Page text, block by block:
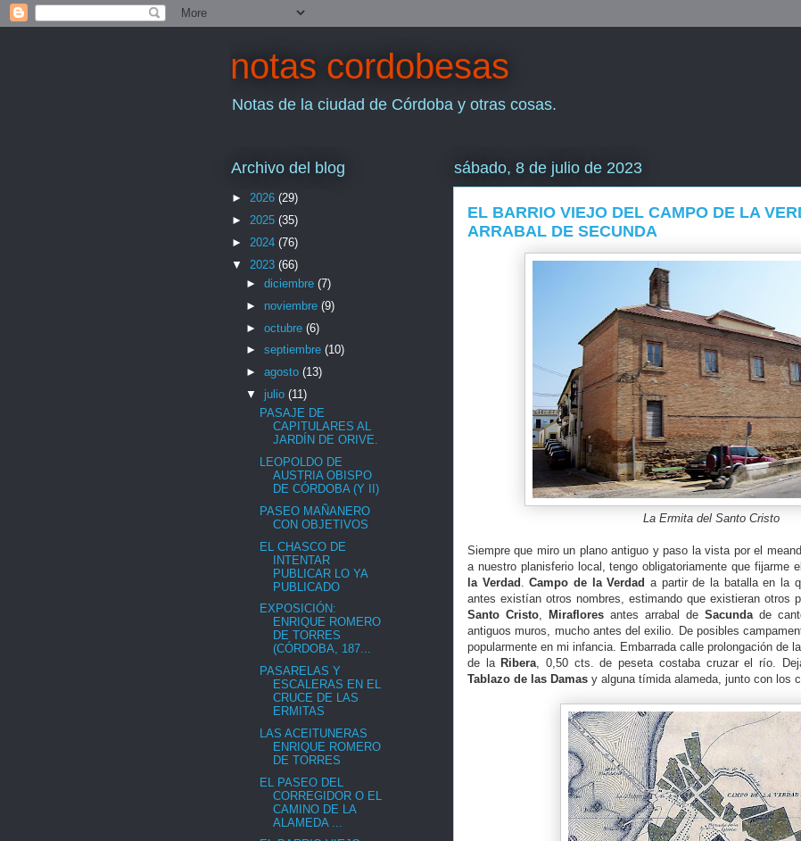
notas cordobesas
Notas de la ciudad de Córdoba y otras cosas.
sábado, 8 de julio de 2023
EL BARRIO VIEJO DEL CAMPO DE LA
ARRABAL DE SECUNDA
La Ermita del Santo Cristo
Siempre que miro un plano antiguo y paso la vista por el
a nuestro planisferio local, tengo obligatoriamente que fijarme el
la Verdad .Campo de la Verdad a partir de la batalla en la
antes existían otros nombres, estimando que existieran otros
Santo Cristo, Miraflores antes arrabal de Sacundade
antiguos muros, mucho antes del exilio. De posibles
popularmente en mi infancia. Embarrada calle prolongación de
de la Ribera, 0,50 cts. de peseta costaba cruzar el río.
Tablazo de las Damas y alguna tímida alameda, junto con los
Archivo del blog
► 2026 (29)
► 2025 (35)
► 2024 (76)
▼ 2023 (66)
► diciembre (7)
► noviembre (9)
► octubre (6)
► septiembre (10)
► agosto (13)
▼ julio (11)
PASAJE DE
CAPITULARES AL
JARDÍN DE ORIVE.
LEOPOLDO DE
AUSTRIA OBISPO
DE CÓRDOBA (Y II)
PASEO MAÑANERO
CON OBJETIVOS
EL CHASCO DE
INTENTAR
PUBLICAR LO YA
PUBLICADO
EXPOSICIÓN:
ENRIQUE ROMERO
DE TORRES
(CÓRDOBA, 187...
PASARELAS Y
ESCALERAS EN EL
CRUCE DE LAS
ERMITAS
LAS ACEITUNERAS
ENRIQUE ROMERO
DE TORRES
EL PASEO DEL
CORREGIDOR O EL
CAMINO DE LA
ALAMEDA ...